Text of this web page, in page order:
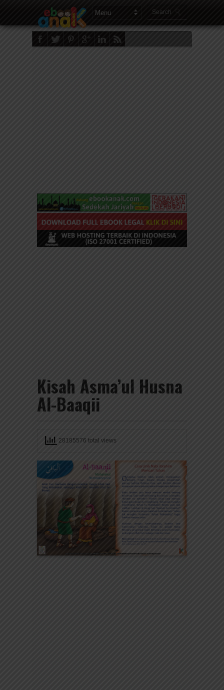
Kisah Asma’ul Husna
Al-Baaqii
28185576 total views